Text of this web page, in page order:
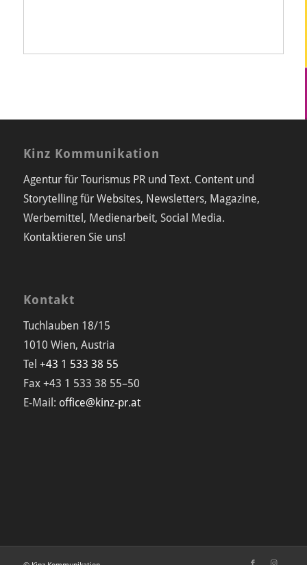
Kinz Kommunikation
Agentur für Tourismus PR und Text. Content und
Storytelling für Websites, Newsletters, Magazine,
Werbemittel, Medienarbeit, Social Media.
Kontaktieren Sie uns!
Kontakt
Tuchlauben 18/15
1010 Wien, Austria
Tel +43 1 533 38 55
Fax +43 1 533 38 55–50
E-Mail: office@kinz-pr.at